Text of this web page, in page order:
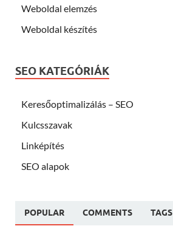
Weboldal elemzés
Weboldal készítés
SEO KATEGÓRIÁK
Keresőoptimalizálás – SEO
Kulcsszavak
Linképítés
SEO alapok
POPULAR COMMENTS TAGS